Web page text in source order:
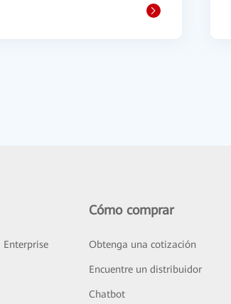
Enterprise
Cómo comprar
Obtenga una cotización
Encuentre un distribuidor
Chatbot